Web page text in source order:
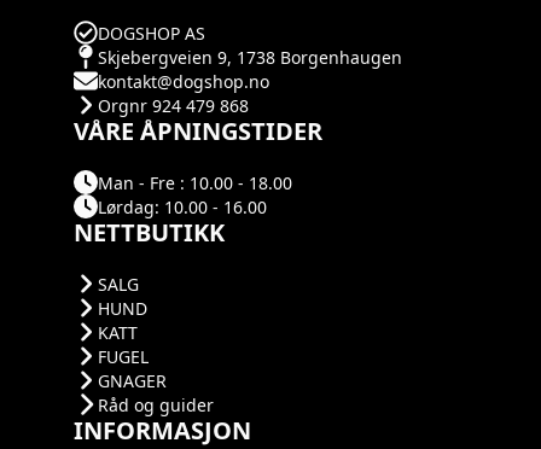
DOGSHOP AS
Skjebergveien 9, 1738 Borgenhaugen
kontakt@dogshop.no
Orgnr 924 479 868
VÅRE ÅPNINGSTIDER
Man - Fre : 10.00 - 18.00
Lørdag: 10.00 - 16.00
NETTBUTIKK
SALG
HUND
KATT
FUGEL
GNAGER
Råd og guider
INFORMASJON